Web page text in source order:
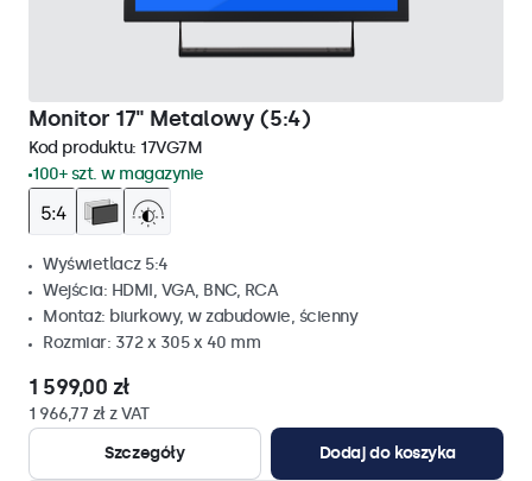
Monitor 17" Metalowy (5:4)
Kod produktu: 17VG7M
100+ szt. w magazynie
Wyświetlacz 5:4
Wejścia: HDMI, VGA, BNC, RCA
Montaż: biurkowy, w zabudowie, ścienny
Rozmiar: 372 x 305 x 40 mm
1 599,00 zł
1 966,77 zł z VAT
Szczegóły
Dodaj do koszyka